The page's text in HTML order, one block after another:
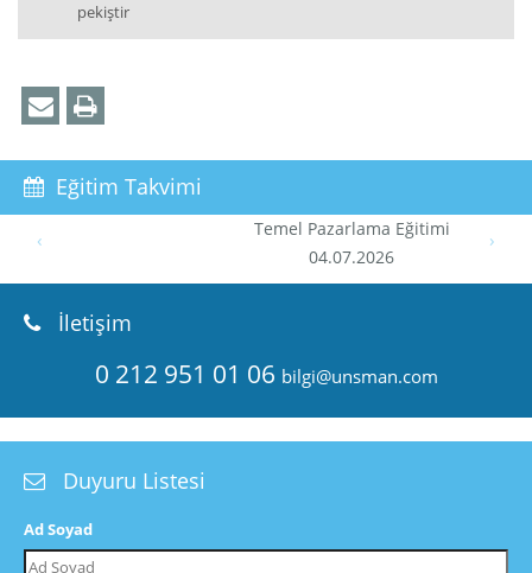
pekiştir
Eğitim Takvimi
Temel Pazarlama Eğitimi
‹ ›
İletişim
0 212 951 01 06 bilgi@unsman.com
Duyuru Listesi
Ad Soyad